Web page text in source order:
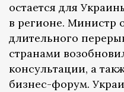
остается для
в регионе. Министр
длительного
странами
консультации, а
бизнес-форум.